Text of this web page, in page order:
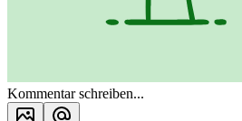
Kommentar schreiben...